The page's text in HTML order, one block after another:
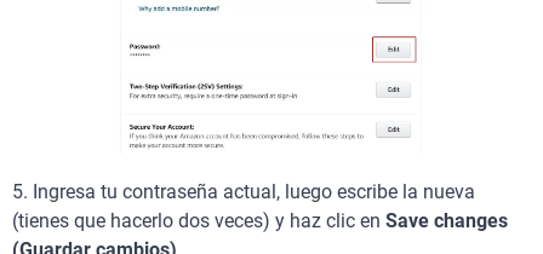
5. Ingresa tu contraseña actual, luego escribe la nueva
(tienes que hacerlo dos veces) y haz clic en Save changes